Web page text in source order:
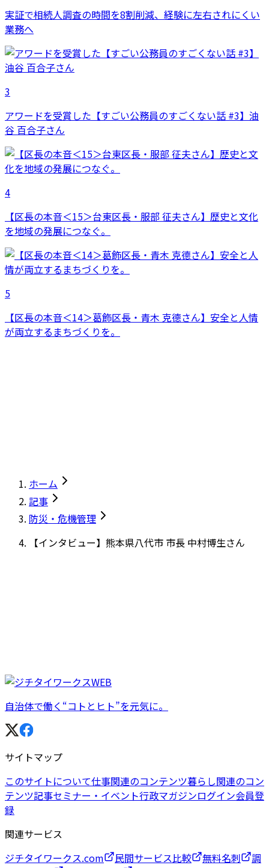
実証で相続人調査の時間を8割削減、経験に左右されにくい
業務へ
3
アワードを受賞した【すごい公務員のすごくない話 #3】油
谷 百合子さん
4
【区長の本音＜15＞台東区長・服部 征夫さん】歴史と文化
を地域の発展につなぐ。
5
【区長の本音＜14＞葛飾区長・青木 克德さん】安全と人情
が両立するまちづくりを。
ホーム
記事
防災・危機管理
【インタビュー】熊本県八代市 市長 中村博生さん
自治体で働く“コトとヒト”を元気に。
サイトマップ
このサイトについて仕事関連のコンテンツ暮らし関連のコン
テンツ記事セミナー・イベント行政マガジンログイン会員登
録
関連サービス
ジチタイワークス.com
民間サービス比較 無料名刺
調